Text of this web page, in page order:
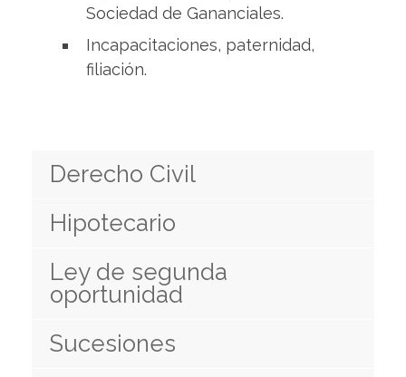
Sociedad de Gananciales.
Incapacitaciones, paternidad,
filiación.
Derecho Civil
Hipotecario
Ley de segunda
oportunidad
Sucesiones